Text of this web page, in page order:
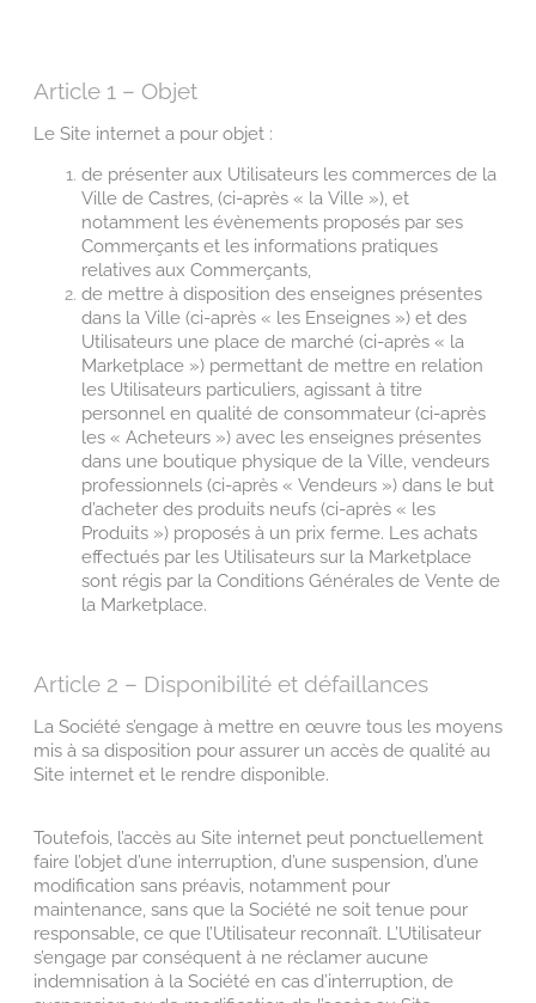
Article 1 – Objet
Le Site internet a pour objet :
de présenter aux Utilisateurs les commerces de la
Ville de Castres, (ci-après « la Ville »), et
notamment les évènements proposés par ses
Commerçants et les informations pratiques
relatives aux Commerçants,
de mettre à disposition des enseignes présentes
dans la Ville (ci-après « les Enseignes ») et des
Utilisateurs une place de marché (ci-après « la
Marketplace ») permettant de mettre en relation
les Utilisateurs particuliers, agissant à titre
personnel en qualité de consommateur (ci-après
les « Acheteurs ») avec les enseignes présentes
dans une boutique physique de la Ville, vendeurs
professionnels (ci-après « Vendeurs ») dans le but
d’acheter des produits neufs (ci-après « les
Produits ») proposés à un prix ferme. Les achats
effectués par les Utilisateurs sur la Marketplace
sont régis par la Conditions Générales de Vente de
la Marketplace.
Article 2 – Disponibilité et défaillances
La Société s’engage à mettre en œuvre tous les moyens
mis à sa disposition pour assurer un accès de qualité au
Site internet et le rendre disponible.
Toutefois, l’accès au Site internet peut ponctuellement
faire l’objet d’une interruption, d’une suspension, d’une
modification sans préavis, notamment pour
maintenance, sans que la Société ne soit tenue pour
responsable, ce que l’Utilisateur reconnaît. L’Utilisateur
s’engage par conséquent à ne réclamer aucune
indemnisation à la Société en cas d’interruption, de